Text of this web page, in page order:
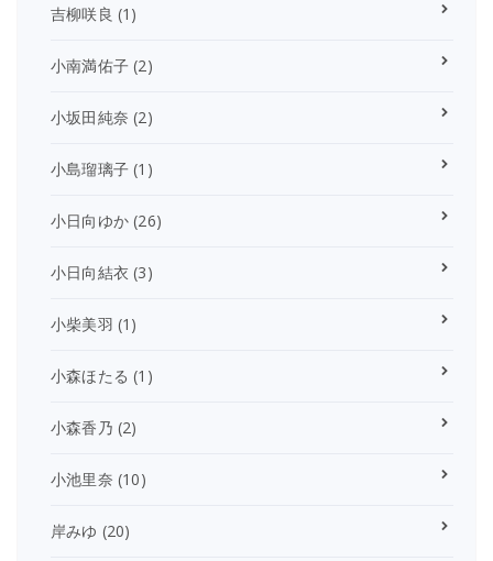
吉柳咲良 (1)
小南満佑子 (2)
小坂田純奈 (2)
小島瑠璃子 (1)
小日向ゆか (26)
小日向結衣 (3)
小柴美羽 (1)
小森ほたる (1)
小森香乃 (2)
小池里奈 (10)
岸みゆ (20)